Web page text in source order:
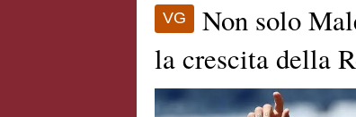
VG
Non solo
la crescita della